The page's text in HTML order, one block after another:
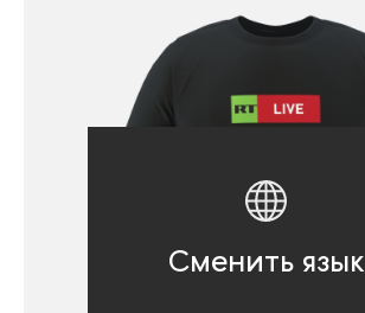
Сменить язык